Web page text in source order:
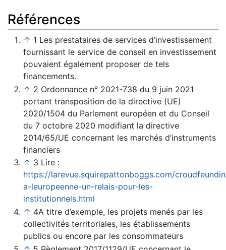
Références
↑ 1 Les prestataires de services d’investissement
fournissant le service de conseil en investissement
pouvaient également proposer de tels
financements.
↑ 2 Ordonnance n° 2021-738 du 9 juin 2021
portant transposition de la directive (UE)
2020/1504 du Parlement européen et du Conseil
du 7 octobre 2020 modifiant la directive
2014/65/UE concernant les marchés d’instruments
financiers
↑ 3 Lire :
https://larevue.squirepattonboggs.com/
a-leuropeenne-un-relais-pour-les-
institutionnels.html
↑ 4A titre d’exemple, les projets menés par les
collectivités territoriales, les établissements
publics ou encore par les consommateurs